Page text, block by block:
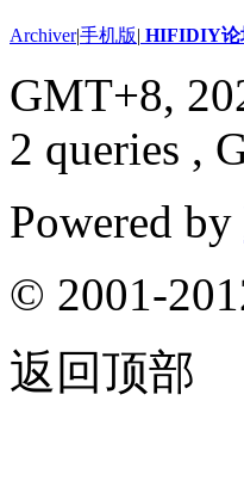
Archiver|手机版| HIFIDIY论
GMT+8,
2 queries ,
Powered by
© 2001-
返回顶部